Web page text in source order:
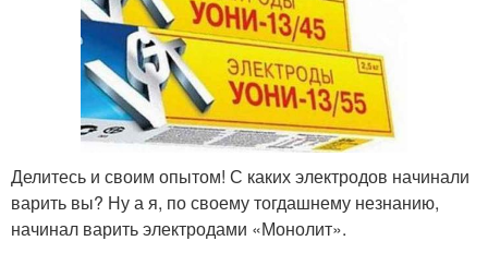
Делитесь и своим опытом! С каких электродов начинали
варить вы? Ну а я, по своему тогдашнему незнанию,
начинал варить электродами «Монолит».